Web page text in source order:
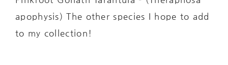
apophysis) The other species I hope to add
to my collection!